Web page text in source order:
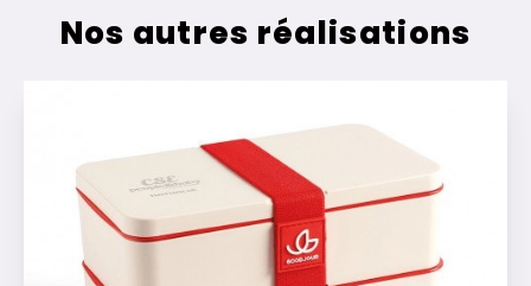
Nos autres réalisations